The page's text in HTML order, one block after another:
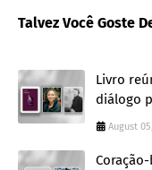
Talvez Você Goste
Livro
diálogo
August